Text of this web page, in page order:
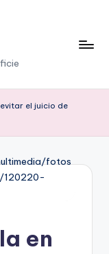
el juicio de
en